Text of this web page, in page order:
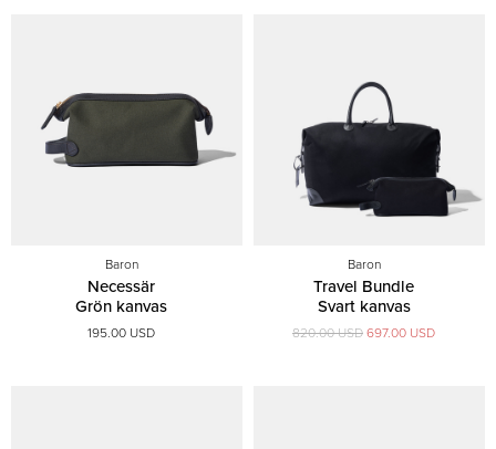
Baron
Necessär
Grön kanvas
195.00 USD
Baron
Travel Bundle
Svart kanvas
820.00 USD 697.00 USD